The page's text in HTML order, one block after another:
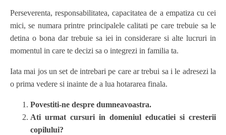
Perseverenta, responsabilitatea, capacitatea de a empatiza cu cei
mici, se numara printre principalele calitati pe care trebuie sa le
detina o bona dar trebuie sa iei in considerare si alte lucruri in
momentul in care te decizi sa o integrezi in familia ta.
Iata mai jos un set de intrebari pe care ar trebui sa i le adresezi la
o prima vedere si inainte de a lua hotararea finala.
Povestiti-ne despre dumneavoastra.
Ati urmat cursuri in domeniul educatiei si cresterii
copilului?